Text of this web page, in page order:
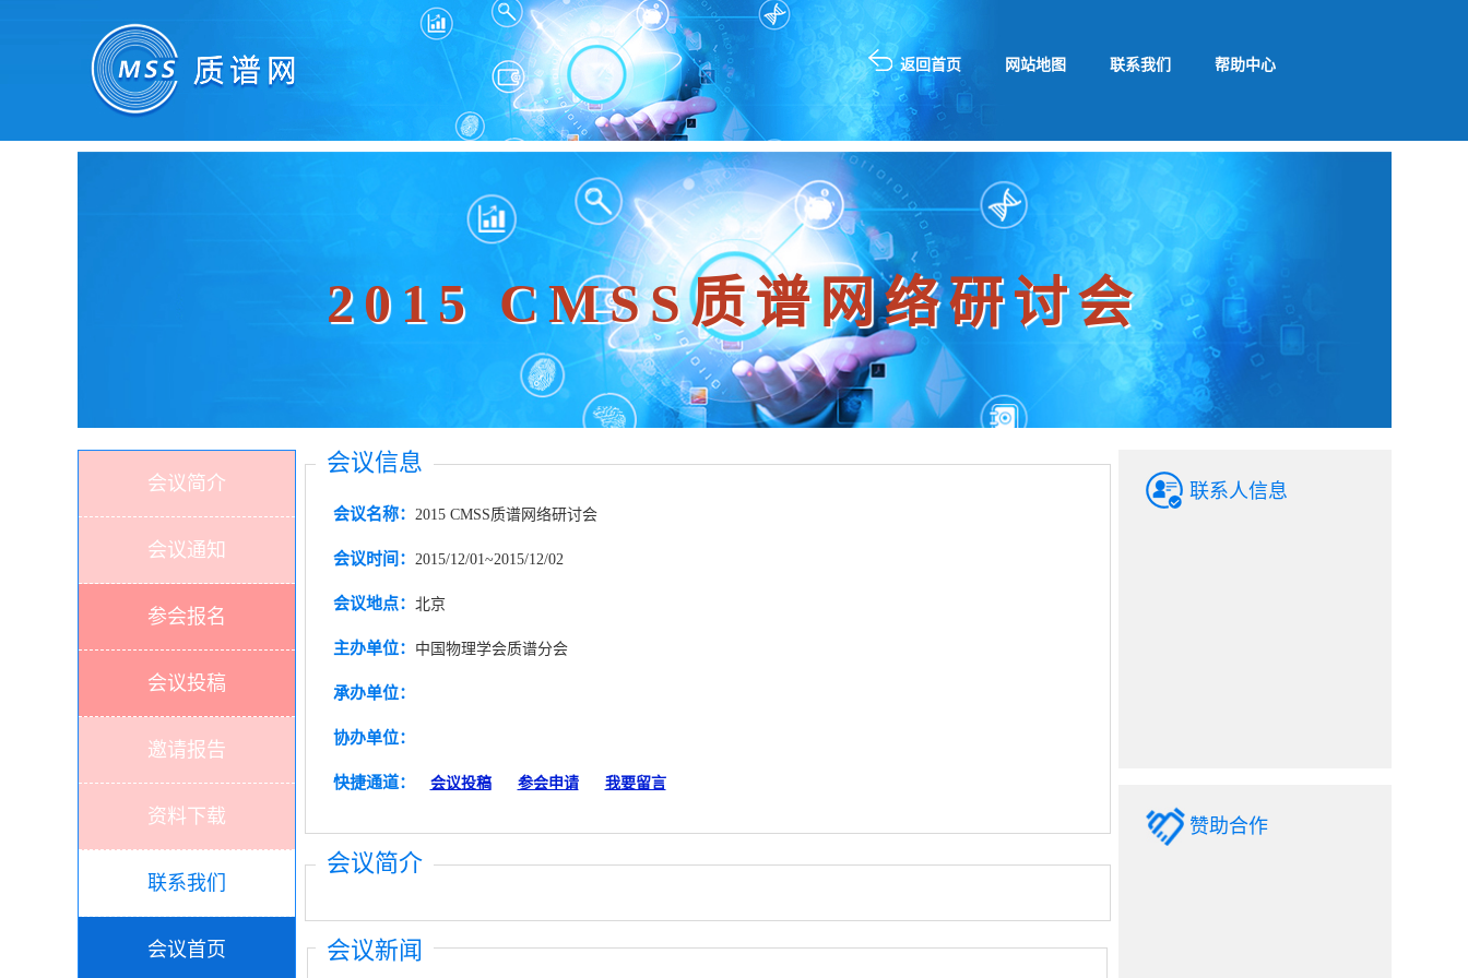
返回首页 网站地图 联系我们 帮助中心
2015 CMSS质谱网络研讨会
会议简介
会议通知
参会报名
会议投稿
邀请报告
资料下载
联系我们
会议首页
会议信息
会议名称： 2015 CMSS质谱网络研讨会
会议时间： 2015/12/01~2015/12/02
会议地点： 北京
主办单位： 中国物理学会质谱分会
承办单位：
协办单位：
快捷通道： 会议投稿 参会申请 我要留言
会议简介
会议新闻
联系人信息
赞助合作